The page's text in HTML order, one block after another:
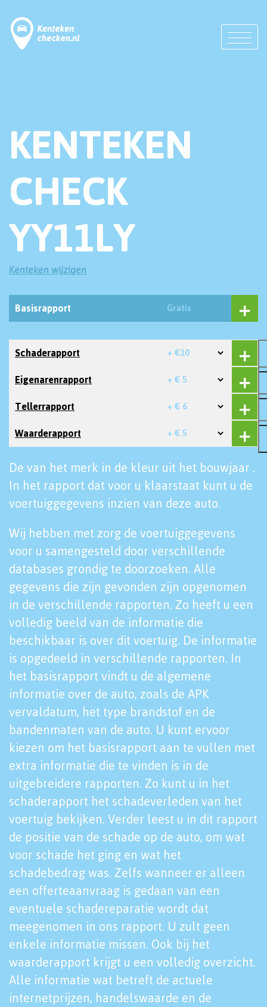
KENTEKEN
CHECK
YY11LY
Kenteken wijzigen
Basisrapport Gratis
Schaderapport + €10
Eigenarenrapport + € 5
Tellerrapport + € 6
Waarderapport + € 5
De van het merk in de kleur uit het bouwjaar .
In het rapport dat voor u klaarstaat kunt u de
voertuiggegevens inzien van deze auto.
Wij hebben met zorg de voertuiggegevens
voor u samengesteld door verschillende
databases grondig te doorzoeken. Alle
gegevens die zijn gevonden zijn opgenomen
in de verschillende rapporten. Zo heeft u een
volledig beeld van de informatie die
beschikbaar is over dit voertuig. De informatie
is opgedeeld in verschillende rapporten. In
het basisrapport vindt u de algemene
informatie over de auto, zoals de APK
vervaldatum, het type brandstof en de
bandenmaten van de auto. U kunt ervoor
kiezen om het basisrapport aan te vullen met
extra informatie die te vinden is in de
uitgebreidere rapporten. Zo kunt u in het
schaderapport het schadeverleden van het
voertuig bekijken. Verder leest u in dit rapport
de positie van de schade op de auto, om wat
voor schade het ging en wat het
schadebedrag was. Zelfs wanneer er alleen
een offerteaanvraag is gedaan van een
eventuele schadereparatie wordt dat
meegenomen in ons rapport. U zult geen
enkele informatie missen. Ook bij het
waarderapport krijgt u een volledig overzicht.
Alle informatie wat betreft de actuele
internetprijzen, handelswaarde en de